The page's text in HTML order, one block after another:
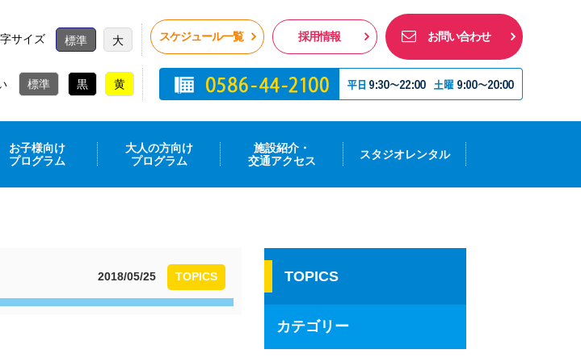
スケジュール一覧 採用情報 お問い合わせ
サイズ 標準 大
お子様向け
プログラム
大人の方向け
プログラム
施設紹介・
交通アクセス
スタジオレンタル
2018/05/25 TOPICS TOPICS
カテゴリー